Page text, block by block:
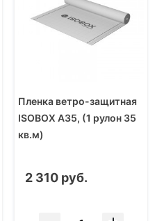
Пленка ветро-защитная
ISOBOX A35, (1 рулон 35
кв.м)
2 310 руб.